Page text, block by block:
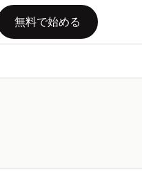
無料で始める